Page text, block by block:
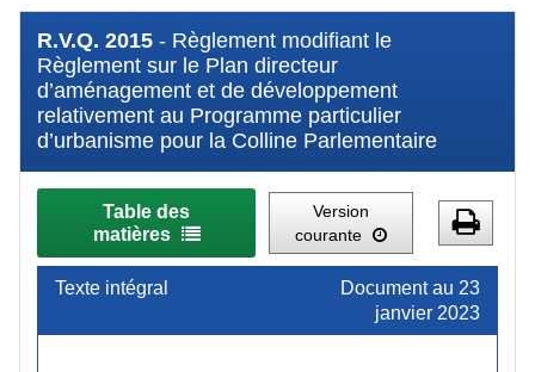
R.V.Q. 2015 - Règlement modifiant le
Règlement sur le Plan directeur
d’aménagement et de développement
relativement au Programme particulier
d’urbanisme pour la Colline Parlementaire
Table des
matières
Version
courante
Texte intégral
Document au 23
janvier 2023